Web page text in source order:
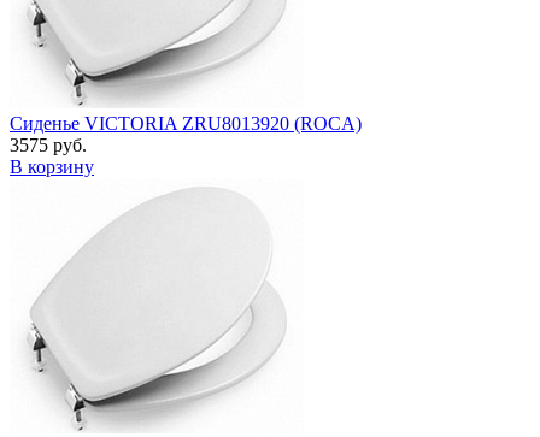
Сиденье VICTORIA ZRU8013920 (ROCA)
3575 руб.
В корзину